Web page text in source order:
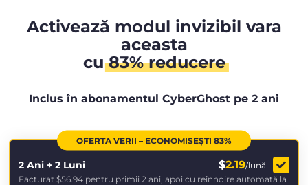
Activează modul invizibil vara
aceasta
cu83% reducere
Inclus în abonamentul CyberGhost pe 2 ani
OFERTA VERII – ECONOMISEȘTI 83%
2 Ani + 2 Luni $2.19/lună
Facturat $56.94 pentru primii 2 ani, apoi cu reînnoire automată la